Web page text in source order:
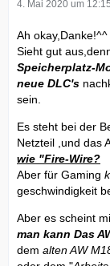
4. Mai 2020 um 12:15
Ah okay,Danke!^^
Sieht gut
Speicherplatz-
neue DLC's
sein.
Es steht bei der
Netzteil ,und das
wie "Fire-Wire?
Aber für Gaming
geschwindigkeit
Aber es scheint
man kann Das
dem alten AW